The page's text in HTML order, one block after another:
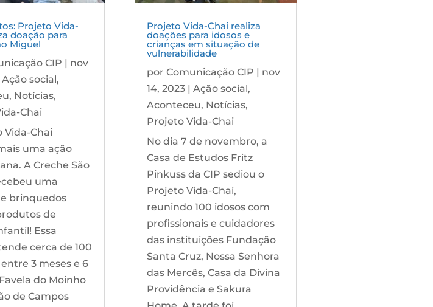
Projeto Vida-
doação para
Miguel
CIP | nov
Ação social,
, Notícias,
Chai
Vida-Chai
uma ação
A Creche São
uma
brinquedos
de
Essa
cerca de 100
3 meses e 6
do Moinho
de Campos
Projeto Vida-Chai realiza
doações para idosos e
crianças em situação de
vulnerabilidade
porComunicação CIP | nov
14, 2023 |Ação social,
Aconteceu, Notícias,
Projeto Vida-Chai
No dia 7 de novembro, a
Casa de Estudos Fritz
Pinkuss da CIP sediou o
Projeto Vida-Chai,
reunindo 100 idosos com
profissionais e cuidadores
das instituições Fundação
Santa Cruz, Nossa Senhora
das Mercês, Casa da Divina
Providência e Sakura